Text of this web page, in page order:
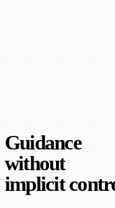
Guidance
without
implicit